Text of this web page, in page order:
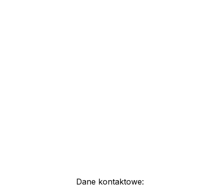
Dane kontaktowe: